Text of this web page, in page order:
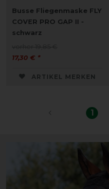
Busse Fliegenmaske FLY
COVER PRO GAP II -
schwarz
17,30 € *
ARTIKEL MERKEN
1